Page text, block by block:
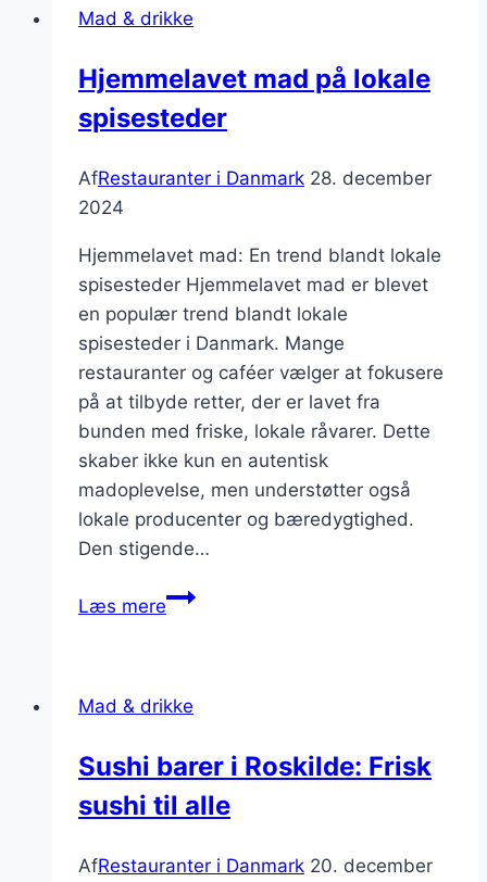
anerkendte
Mad & drikke
Hjemmelavet mad på lokale
spisesteder
AfRestauranter i Danmark 28. december
2024
Hjemmelavet mad: En trend blandt lokale
spisesteder Hjemmelavet mad er blevet
en populær trend blandt lokale
spisesteder i Danmark. Mange
restauranter og caféer vælger at fokusere
på at tilbyde retter, der er lavet fra
bunden med friske, lokale råvarer. Dette
skaber ikke kun en autentisk
madoplevelse, men understøtter også
lokale producenter og bæredygtighed.
Den stigende…
Læs mereHjemmelavet
spisesteder
Mad & drikke
Sushi barer i Roskilde: Frisk
sushi til alle
AfRestauranter i Danmark 20. december